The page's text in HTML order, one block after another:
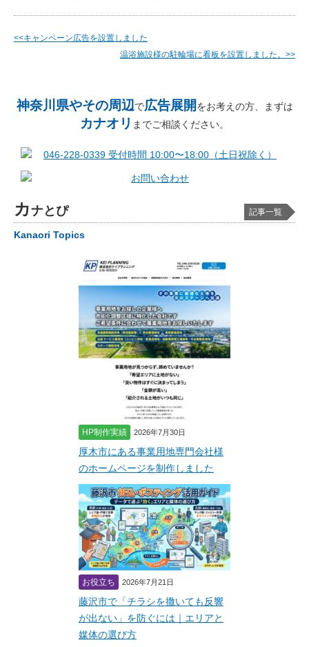
<<キャンペーン広告を設置しました
温浴施設様の駐輪場に看板を設置しました。>>
神奈川県やその周辺で広告展開 をお考えの方、まずは
カナオリ までご相談ください。
カナとぴ 記事一覧
Kanaori Topics
HP制作実績 2026年7月30日
厚木市にある事業用地専門会社様
のホームページを制作しました
お役立ち 2026年7月21日
藤沢市で「チラシを撒いても反響
が出ない」を防ぐには｜エリアと
媒体の選び方